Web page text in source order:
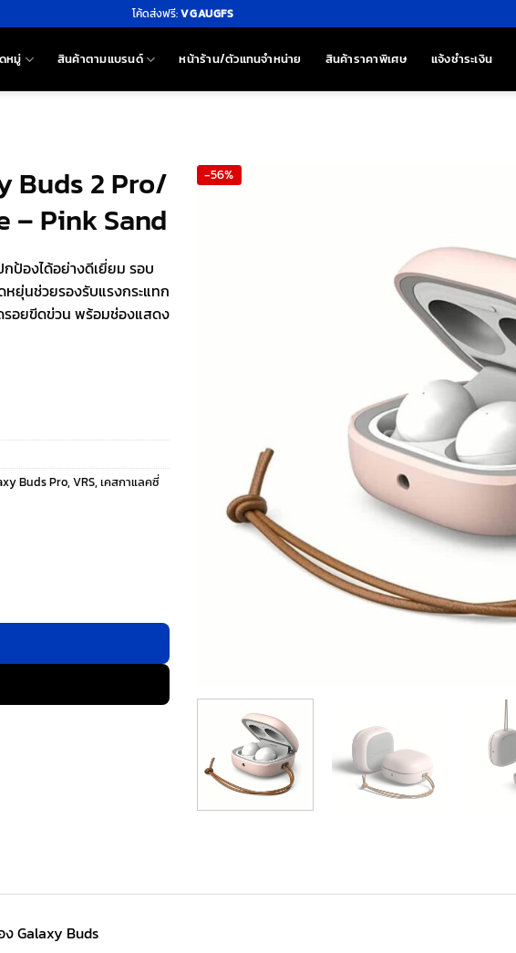
โค้ดส่งฟรี:VGAUGFS
หมู่ สินค้าตามแบรนด์ หน้าร้าน/ตัวแทนจำหน่าย สินค้าราคาพิเศษ แจ้งชำระเงิน
Buds 2 Pro/
– Pink Sand
ป้องได้อย่างดีเยี่ยม รอบ
ยุ่นช่วยรองรับแรงกระแทก
รอยขีดข่วน พร้อมช่องแสดง
Buds Pro, VRS, เคสกาแลคซี่
2/ Buds Pro/ Buds Live - Pink Sand ชิ้น
-56%
Galaxy Buds